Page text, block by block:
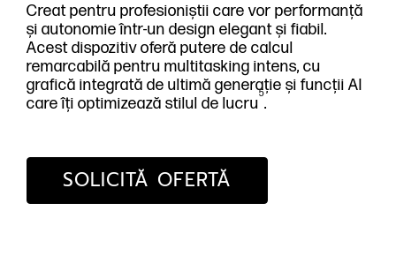
Creat pentru profesioniștii care vor performanță
și autonomie într-un design elegant și fiabil.
Acest dispozitiv oferă putere de calcul
remarcabilă pentru multitasking intens, cu
grafică integrată de ultimă generație și funcții AI
care îți optimizează stilul de lucru
5
.
SOLICITĂ OFERTĂ